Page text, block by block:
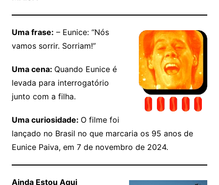
Uma frase: – Eunice: “Nós
vamos sorrir. Sorriam!”
Uma cena: Quando Eunice é
levada para interrogatório
junto com a filha.
Uma curiosidade: O filme foi
lançado no Brasil no que marcaria os 95 anos de
Eunice Paiva, em 7 de novembro de 2024.
Ainda Estou Aqui